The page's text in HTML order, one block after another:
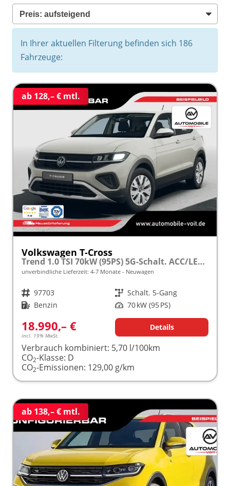
In Ihrer aktuellen Filterung befinden sich 186
Fahrzeuge:
ab 128,– € mtl.
Volkswagen T-Cross
Trend 1.0 TSI 70kW (95PS) 5G-Schalt. ACC/LED/Bluetooth frei konfigurierbar!
unverbindliche Lieferzeit: 4-7 Monate Neuwagen
Fahrzeugnr. 97703 Getriebe Schalt. 5-Gang
Kraftstoff Benzin Leistung 70 kW (95 PS)
18.990,– €
incl. 19% MwSt.
Details
Verbrauch kombiniert: 5,70 l/100km
CO2-Klasse: D
CO2-Emissionen: 129,00 g/km
ab 138,– € mtl.